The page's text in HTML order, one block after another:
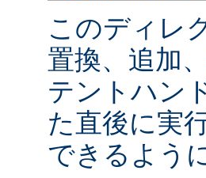
このディレ
置換、追加
テントハン
た直後に実
できるよう